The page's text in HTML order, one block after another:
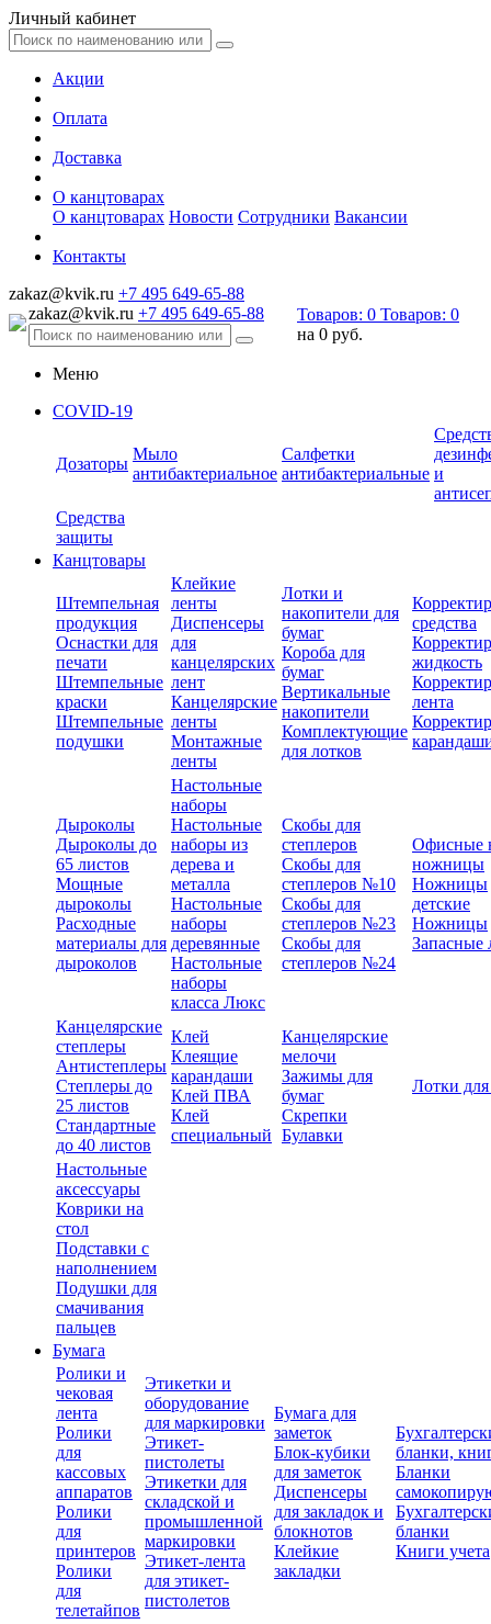
Личный кабинет
Акции
Оплата
Доставка
О канцтоварах
О канцтоварах Новости Сотрудники Вакансии
Контакты
zakaz@kvik.ru +7 495 649-65-88
zakaz@kvik.ru +7 495 649-65-88 Товаров: 0 Товаров: 0
на 0 руб.
Меню
COVID-19
Дозаторы
Мыло
антибактериальное
Салфетки
антибактериальные и
Средства
защиты
Канцтовары
Штемпельная
продукция
Оснастки для
печати
Штемпельные
краски
Штемпельные
подушки
Клейкие
ленты
Диспенсеры
для
канцелярских
лент
Канцелярские
ленты
Монтажные
ленты
Лотки и
накопители для
бумаг
Короба для
бумаг
Вертикальные
накопители
Комплектующие
для лотков
средства
жидкость
лента
Дыроколы
Дыроколы до
65 листов
Мощные
дыроколы
Расходные
материалы для
дыроколов
Настольные
наборы
Настольные
наборы из
дерева и
металла
Настольные
наборы
деревянные
Настольные
наборы
класса Люкс
Скобы для
степлеров
Скобы для
степлеров №10
Скобы для
степлеров №23
Скобы для
степлеров №24
Офисные
ножницы
Ножницы
детские
Ножницы
Запасные
Канцелярские
степлеры
Антистеплеры
Степлеры до
25 листов
Стандартные
до 40 листов
Клей
Клеящие
карандаши
Клей ПВА
Клей
специальный
Канцелярские
мелочи
Зажимы для
бумаг
Скрепки
Булавки
Лотки
Настольные
аксессуары
Коврики на
стол
Подставки с
наполнением
Подушки для
смачивания
пальцев
Бумага
Ролики и
чековая
лента
Ролики
для
кассовых
аппаратов
Ролики
для
принтеров
Ролики
для
телетайпов
Этикетки и
оборудование
для маркировки
Этикет-
пистолеты
Этикетки для
складской и
промышленной
маркировки
Этикет-лента
для этикет-
пистолетов
Бумага для
заметок
Блок-кубики
для заметок
Диспенсеры
для закладок и
блокнотов
Клейкие
закладки
бланки,
Бланки
бланки
Книги учета